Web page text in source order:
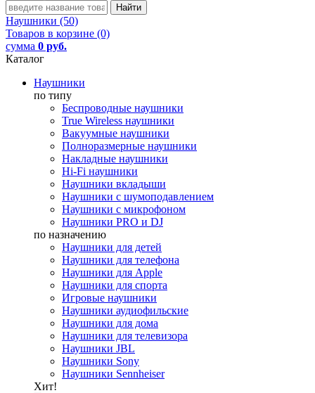
Наушники (50)
Товаров в корзине (0)
сумма 0 руб.
Каталог
Наушники
по типу
Беспроводные наушники
True Wireless наушники
Вакуумные наушники
Полноразмерные наушники
Накладные наушники
Hi-Fi наушники
Наушники вкладыши
Наушники с шумоподавлением
Наушники с микрофоном
Наушники PRO и DJ
по назначению
Наушники для детей
Наушники для телефона
Наушники для Apple
Наушники для спорта
Игровые наушники
Наушники аудиофильские
Наушники для дома
Наушники для телевизора
Наушники JBL
Наушники Sony
Наушники Sennheiser
Хит!